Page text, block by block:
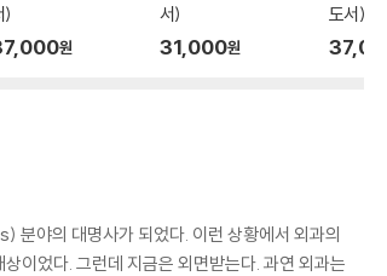
)
원
서)
31,000원
도서)
37,000
야의 대명사가 되었다. 이런 상황에서 외과의
이었다. 그런데 지금은 외면받는다. 과연 외과는